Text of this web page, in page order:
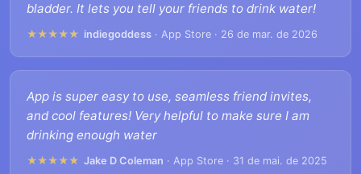
bladder. It lets you tell your friends to drink water!
★★★★★ indiegoddess · App Store · 26 de mar. de 2026
App is super easy to use, seamless friend invites,
and cool features! Very helpful to make sure I am
drinking enough water
★★★★★ Jake D Coleman · App Store · 31 de mai. de 2025